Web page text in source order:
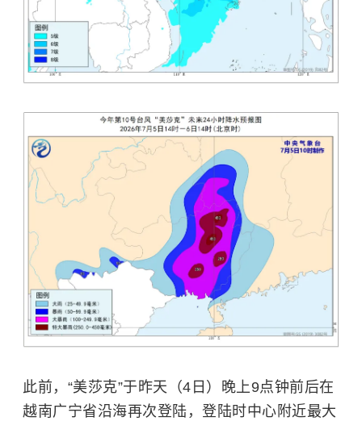
此前，“美莎克”于昨天（4日）晚上9点钟前后在
越南广宁省沿海再次登陆，登陆时中心附近最大